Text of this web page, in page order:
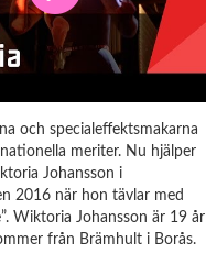
och specialeffektsmakarna
meriter. Nu hjälper
Johansson i
2016 när hon tävlar med
Wiktoria Johansson är 19 år
från Brämhult i Borås.